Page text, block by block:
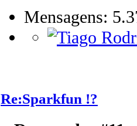
Mensagens:
Re:Sparkfun !?